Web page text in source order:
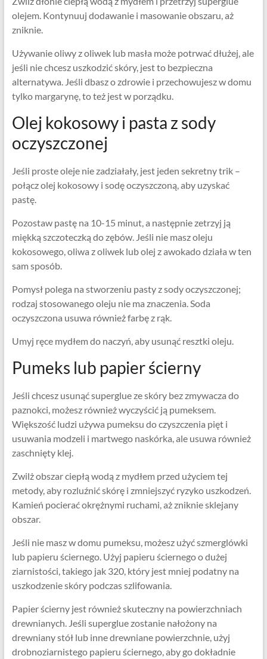
olejem. Kontynuuj dodawanie i masowanie obszaru, aż
zniknie.
Używanie oliwy z oliwek lub masła może potrwać dłużej, ale
jeśli nie chcesz uszkodzić skóry, jest to bezpieczna
alternatywa. Jeśli dbasz o zdrowie i przechowujesz w domu
tylko margarynę, to też jest w porządku.
Olej kokosowy i pasta z sody
oczyszczonej
Jeśli proste oleje nie zadziałały, jest jeden sekretny trik –
połącz olej kokosowy i sodę oczyszczoną, aby uzyskać
pastę.
Pozostaw pastę na 10-15 minut, a następnie zetrzyj ją
miękką szczoteczką do zębów. Jeśli nie masz oleju
kokosowego, oliwa z oliwek lub olej z awokado działa w ten
sam sposób.
Pomysł polega na stworzeniu pasty z sody oczyszczonej;
rodzaj stosowanego oleju nie ma znaczenia. Soda
oczyszczona usuwa również farbę z rąk.
Umyj ręce mydłem do naczyń, aby usunąć resztki oleju.
Pumeks lub papier ścierny
Jeśli chcesz usunąć superglue ze skóry bez zmywacza do
paznokci, możesz również wyczyścić ją pumeksem.
Większość ludzi używa pumeksu do czyszczenia pięt i
usuwania modzeli i martwego naskórka, ale usuwa również
zaschnięty klej.
Zwilż obszar ciepłą wodą z mydłem przed użyciem tej
metody, aby rozluźnić skórę i zmniejszyć ryzyko uszkodzeń.
Kamień pocierać okrężnymi ruchami, aż zniknie sklejany
obszar.
Jeśli nie masz w domu pumeksu, możesz użyć szmerglówki
lub papieru ściernego. Użyj papieru ściernego o dużej
ziarnistości, takiego jak 320, który jest mniej podatny na
uszkodzenie skóry podczas szlifowania.
Papier ścierny jest również skuteczny na powierzchniach
drewnianych. Jeśli superglue zostanie nałożony na
drewniany stół lub inne drewniane powierzchnie, użyj
drobnoziarnistego papieru ściernego, aby go dokładnie